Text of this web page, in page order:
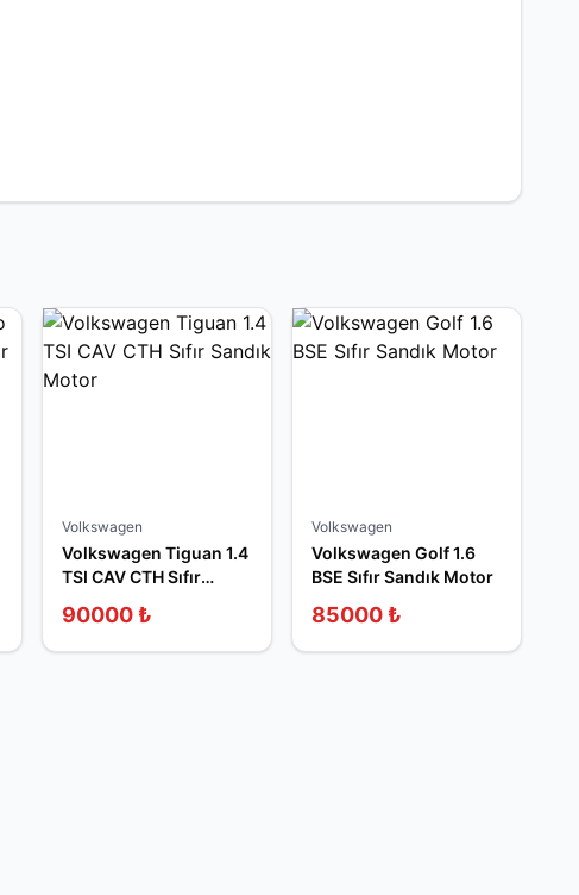
Volkswagen
Volkswagen Tiguan 1.4
TSI CAV CTH Sıfır
90000 ₺
Volkswagen
Volkswagen Golf 1.6
BSE Sıfır Sandık Motor
85000 ₺